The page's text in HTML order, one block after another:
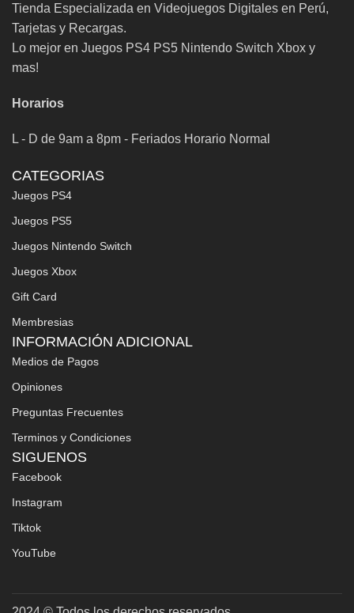
Tienda Especializada en Videojuegos Digitales en Perú,
Tarjetas y Recargas.
Lo mejor en Juegos PS4 PS5 Nintendo Switch Xbox y
mas!
Horarios
L - D de 9am a 8pm - Feriados Horario Normal
CATEGORIAS
Juegos PS4
Juegos PS5
Juegos Nintendo Switch
Juegos Xbox
Gift Card
Membresias
INFORMACIÓN ADICIONAL
Medios de Pagos
Opiniones
Preguntas Frecuentes
Terminos y Condiciones
SIGUENOS
Facebook
Instagram
Tiktok
YouTube